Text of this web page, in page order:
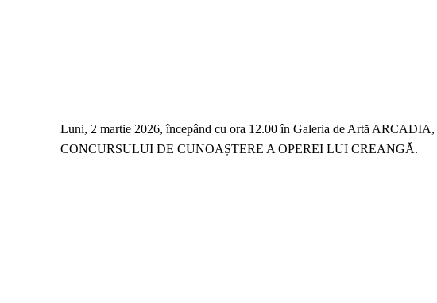
Luni, 2 martie 2026, începând cu ora 12.00 în Galeria de Artă
CONCURSULUI DE CUNOAȘTERE A OPEREI LUI CREANGĂ.